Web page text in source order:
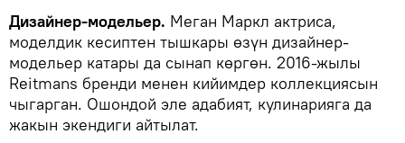
Дизайнер-модельер. Меган Маркл актриса,
моделдик кесиптен тышкары өзүн дизайнер-
модельер катары да сынап көргөн. 2016-жылы
Reitmans бренди менен кийимдер коллекциясын
чыгарган. Ошондой эле адабият, кулинарияга да
жакын экендиги айтылат.